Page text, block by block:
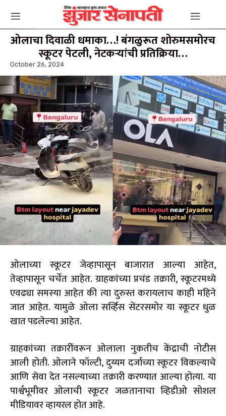
ओलाचा दिवाळी धमाका…! बंगळुरूत शोरुमसमोरच
स्कूटर पेटली, नेटकऱ्यांची प्रतिक्रिया…
October 26, 2024
ओलाच्या स्कूटर जेव्हापासून बाजारात आल्या आहेत,
तेव्हापासून चर्चेत आहेत. ग्राहकांच्या प्रचंड तक्रारी, स्कूटरमध्ये
एवढ्या समस्या आहेत की त्या दुरुस्त करायलाच काही महिने
जात आहेत. यामुळे ओला सर्व्हिस सेंटरसमोर या स्कूटर धुळ
खात पडलेल्या आहेत.
ग्राहकांच्या तक्रारींवरून ओलाला नुकतीच केंद्राची नोटीस
आली होती. ओलाने फॉल्टी, दुय्यम दर्जाच्या स्कूटर विकल्याचे
आणि सेवा देत नसल्याच्या तक्रारी करण्यात आल्या होत्या. या
पार्श्वभूमीवर ओलाची स्कूटर जळतानाचा व्हिडीओ सोशल
मीडियावर व्हायरल होत आहे.